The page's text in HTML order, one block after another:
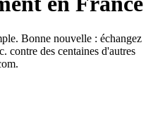
Bonne nouvelle : échangez
contre des centaines d'autres